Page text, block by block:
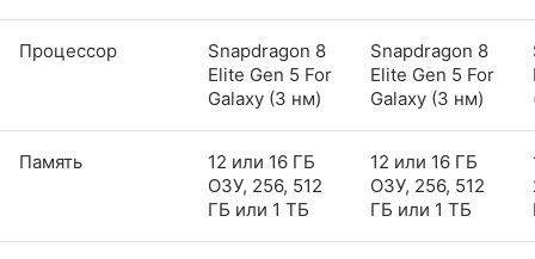
Процессор
Snapdragon 8
Elite Gen 5 For
Galaxy (3 нм)
Snapdragon 8
Elite Gen 5 For
Galaxy (3 нм)
Память
12 или 16 ГБ
ОЗУ, 256, 512
ГБ или 1 ТБ
12 или 16 ГБ
ОЗУ, 256, 512
ГБ или 1 ТБ